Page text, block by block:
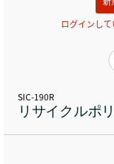
ログインし
SIC-190R
リサイクルポ